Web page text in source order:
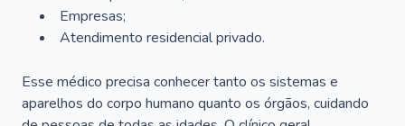
Empresas;
Atendimento residencial privado.
Esse médico precisa conhecer tanto os sistemas e
aparelhos do corpo humano quanto os órgãos, cuidando